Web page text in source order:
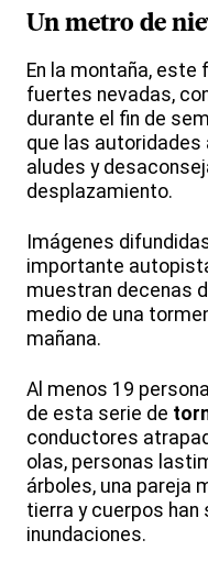
Un metro de
En la montaña,
fuertes nevadas,
durante el fin de
que las autoridades
aludes y
desplazamiento.
Imágenes
importante
muestran decenas
medio de una
mañana.
Al menos 19
de esta serie de
conductores
olas, personas
árboles, una pareja
tierra y cuerpos
inundaciones.